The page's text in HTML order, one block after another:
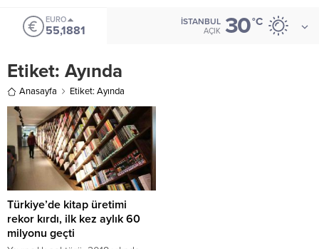
EURO
55,1881
İSTANBUL
AÇIK 30°C
Etiket: Ayında
Anasayfa Etiket: Ayında
Türkiye’de kitap üretimi
rekor kırdı, ilk kez aylık 60
milyonu geçti